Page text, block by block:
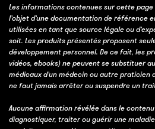
Les informations contenues sur cette
l’objet d’une documentation de référence
utilisées en tant que source légale ou
soit. Les produits présentés proposent
développement personnel. De ce fait, les
vidéos, ebooks) ne peuvent se substituer
médicaux d’un médecin ou autre praticien
ne faut jamais arrêter ou suspendre un
Aucune affirmation révélée dans le
diagnostiquer, traiter ou guérir une